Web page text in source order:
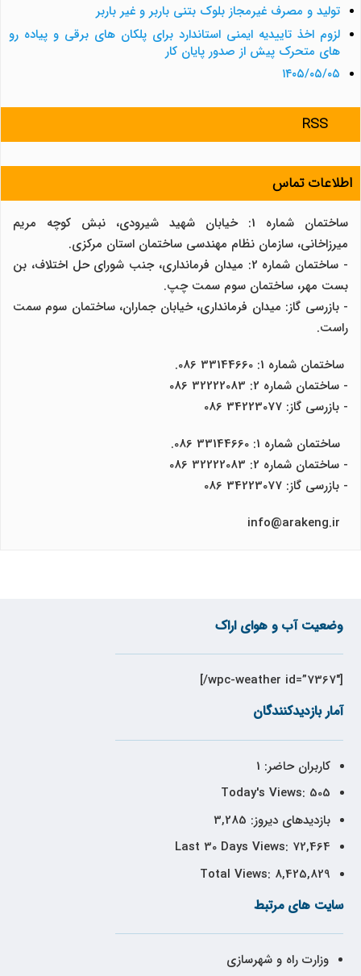
تولید و مصرف غیرمجاز بلوک بتنی باربر و غیر باربر
لزوم اخذ تاییدیه ایمنی استاندارد برای پلکان های برقی و پیاده رو
های متحرک پیش از صدور پایان کار
۱۴۰۵/۰۵/۰۵
RSS
اطلاعات تماس
ساختمان شماره 1: خیابان شهید شیرودی، نبش کوچه مریم
میرزاخانی، سازمان نظام مهندسی ساختمان استان مرکزی.
- ساختمان شماره 2: میدان فرمانداری، جنب شورای حل اختلاف، بن
بست مهر، ساختمان سوم سمت چپ.
- بازرسی گاز: میدان فرمانداری، خیابان جماران، ساختمان سوم سمت
راست.
ساختمان شماره 1: 33144660 086.
- ساختمان شماره 2: 32222083 086
- بازرسی گاز: 34223077 086
ساختمان شماره 1: 33144660 086.
- ساختمان شماره 2: 32222083 086
- بازرسی گاز: 34223077 086
وضعیت آب و هوای اراک
[wpc-weather id=”7367″/]
آمار بازدیدکنندگان
کاربران حاضر: 1
Today's Views: 505
بازدیدهای دیروز: 3,285
Last 30 Days Views: 72,464
Total Views: 8,425,829
سایت های مرتبط
وزارت راه و شهرسازی